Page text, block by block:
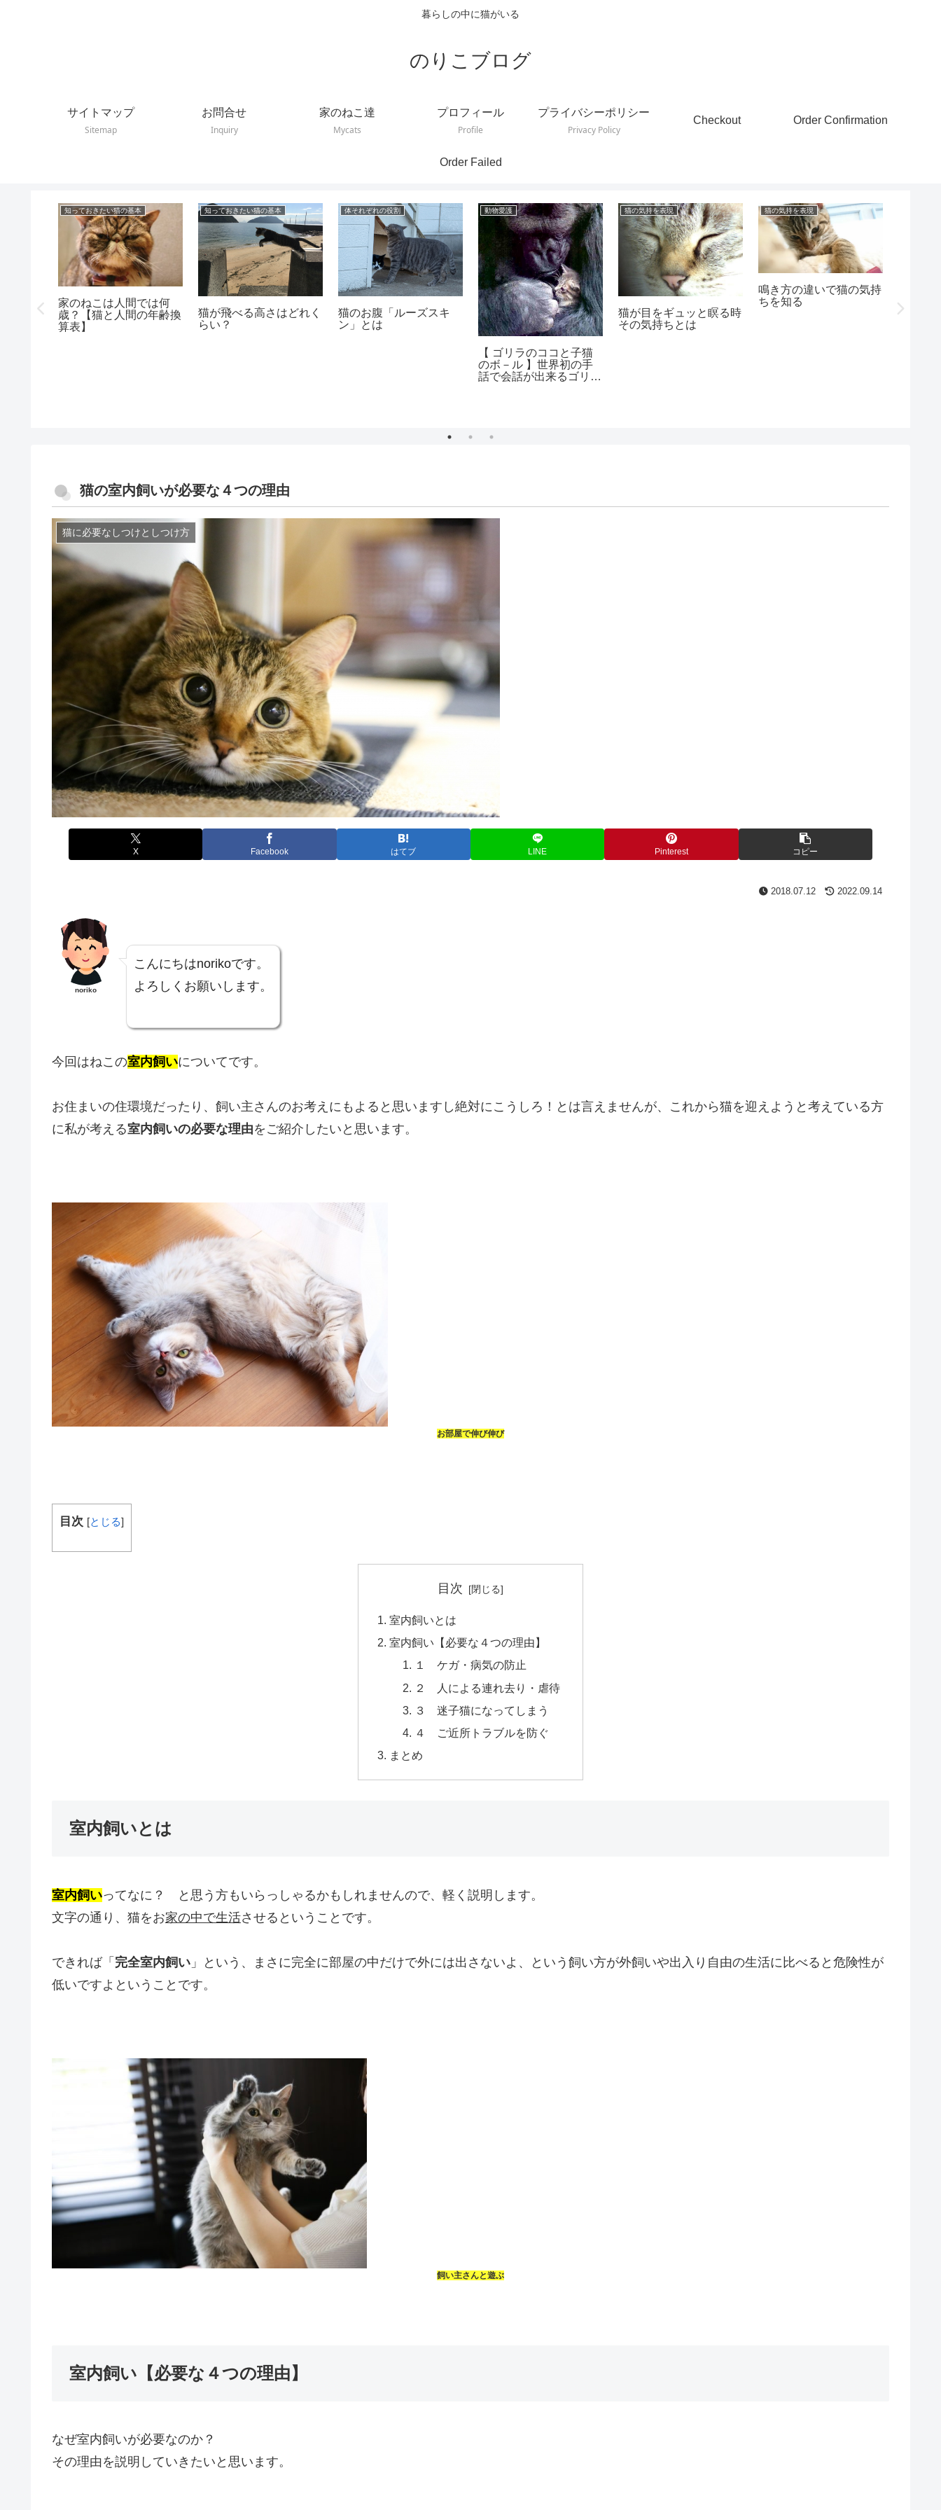
暮らしの中に猫がいる
のりこブログ
サイトマップ
Sitemap
お問合せ
Inquiry
家のねこ達
Mycats
プロフィール
Profile
プライバシーポリシー
Privacy Policy
Checkout Order Confirmation
Order Failed
と家猫
知っておきたい猫の基本
家のねこは人間では何
歳？【猫と人間の年齢換
算表】
知っておきたい猫の基本
猫が飛べる高さはどれく
らい？
体それぞれの役割
猫のお腹「ルーズスキ
ン」とは
動物愛護
【 ゴリラのココと子猫
のボ－ル 】世界初の手
話で会話が出来るゴリラ
猫の気持を表現
猫が目をギュッと瞑る時
その気持ちとは
猫の気持を表現
鳴き方の違いで猫の気持
ちを知る
虹の橋
猫の室内飼いが必要な４つの理由
猫に必要なしつけとしつけ方
X Facebook はてブ LINE Pinterest コピー
2018.07.12 2022.09.14
noriko
こんにちはnorikoです。
よろしくお願いします。
今回はねこの室内飼いについてです。
お住まいの住環境だったり、飼い主さんのお考えにもよると思いますし絶対にこうしろ！とは言えませんが、これから猫を迎えようと考えている方
に私が考える室内飼いの必要な理由をご紹介したいと思います。
お部屋で伸び伸び
目次 [とじる]
目次
室内飼いとは
室内飼い【必要な４つの理由】
１ ケガ・病気の防止
２ 人による連れ去り・虐待
３ 迷子猫になってしまう
４ ご近所トラブルを防ぐ
まとめ
室内飼いとは
室内飼いってなに？ と思う方もいらっしゃるかもしれませんので、軽く説明します。
文字の通り、猫をお家の中で生活させるということです。
できれば「 完全室内飼い 」
という、まさに完全に部屋の中だけで外には出さないよ、という飼い方が外飼いや出入り自由の生活に比べると危険性が
低いですよということです。
飼い主さんと遊ぶ
室内飼い【必要な４つの理由】
なぜ室内飼いが必要なのか？
その理由を説明していきたいと思います。